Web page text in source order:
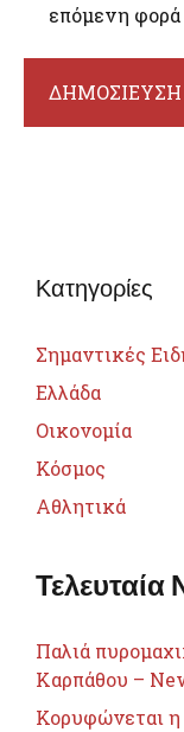
επόμενη
Κατηγορίες
Σημαντικές
Ελλάδα
Οικονομία
Κόσμος
Αθλητικά
Τελευταία
Παλιά
Καρπάθου –
Κορυφώνεται